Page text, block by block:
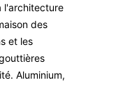
l'architecture
des
et les
Aluminium,